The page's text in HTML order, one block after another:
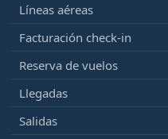
Líneas aéreas
Facturación check-in
Reserva de vuelos
Llegadas
Salidas